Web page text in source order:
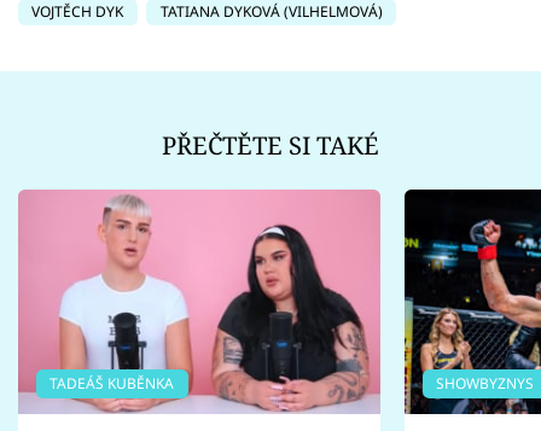
VOJTĚCH DYK
TATIANA DYKOVÁ (VILHELMOVÁ)
PŘEČTĚTE SI TAKÉ
TADEÁŠ KUBĚNKA SHOWBYZNYS